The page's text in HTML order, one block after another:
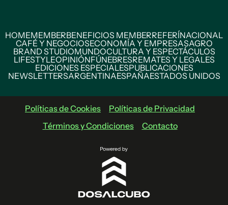
HOMEMEMBERBENEFICIOS MEMBERREFERÍNACIONAL
CAFÉ Y NEGOCIOSECONOMÍA Y EMPRESASAGRO
BRAND STUDIOMUNDOCULTURA Y ESPECTÁCULOS
LIFESTYLEOPINIÓNFÚNEBRESREMATES Y LEGALES
EDICIONES ESPECIALESPUBLICACIONES
NEWSLETTERSARGENTINAESPAÑAESTADOS UNIDOS
Políticas de Cookies
Políticas de Privacidad
Términos y Condiciones
Contacto